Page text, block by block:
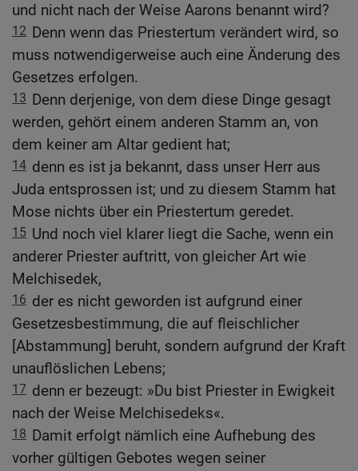
und nicht nach der Weise Aarons benannt wird?
12 Denn wenn das Priestertum verändert wird, so
muss notwendigerweise auch eine Änderung des
Gesetzes erfolgen.
13 Denn derjenige, von dem diese Dinge gesagt
werden, gehört einem anderen Stamm an, von
dem keiner am Altar gedient hat;
14 denn es ist ja bekannt, dass unser Herr aus
Juda entsprossen ist; und zu diesem Stamm hat
Mose nichts über ein Priestertum geredet.
15 Und noch viel klarer liegt die Sache, wenn ein
anderer Priester auftritt, von gleicher Art wie
Melchisedek,
16 der es nicht geworden ist aufgrund einer
Gesetzesbestimmung, die auf fleischlicher
[Abstammung] beruht, sondern aufgrund der Kraft
unauflöslichen Lebens;
17 denn er bezeugt: »Du bist Priester in Ewigkeit
nach der Weise Melchisedeks«.
18 Damit erfolgt nämlich eine Aufhebung des
vorher gültigen Gebotes wegen seiner